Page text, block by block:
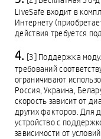
LiveSafe входит в
Интернету
действия требуется
[3] Поддержка
требований
ограничивают
Россия, Украина,
скорость зависит от
других факторов. Для
устройство с
зависимости от